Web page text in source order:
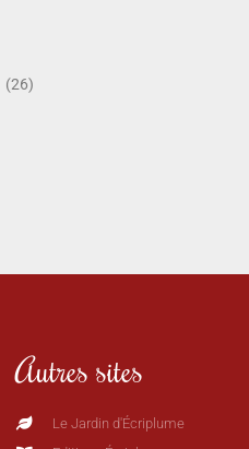
(26)
Autres sites
Le Jardin d'Écriplume